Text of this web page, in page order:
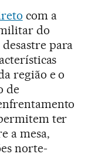
com a
do
para
região e o
de
ter
a mesa,
norte-